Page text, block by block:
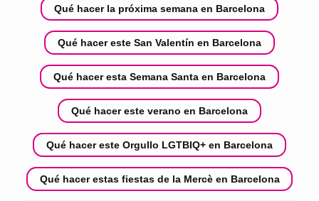
Qué hacer la próxima semana en Barcelona
Qué hacer este San Valentín en Barcelona
Qué hacer esta Semana Santa en Barcelona
Qué hacer este verano en Barcelona
Qué hacer este Orgullo LGTBIQ+ en Barcelona
Qué hacer estas fiestas de la Mercè en Barcelona